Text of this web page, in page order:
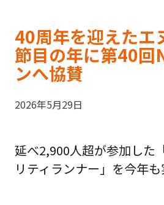
40周年を迎えたエ
節目の年に第40回
ンへ協賛
2026年5月29日
延べ2,900人超が参加した
リティランナー」を今年